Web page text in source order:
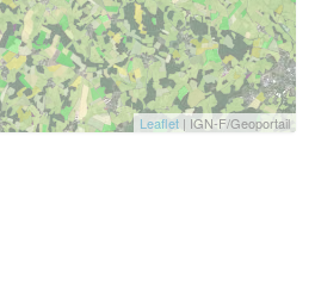
Leaflet | IGN-F/Geoportail